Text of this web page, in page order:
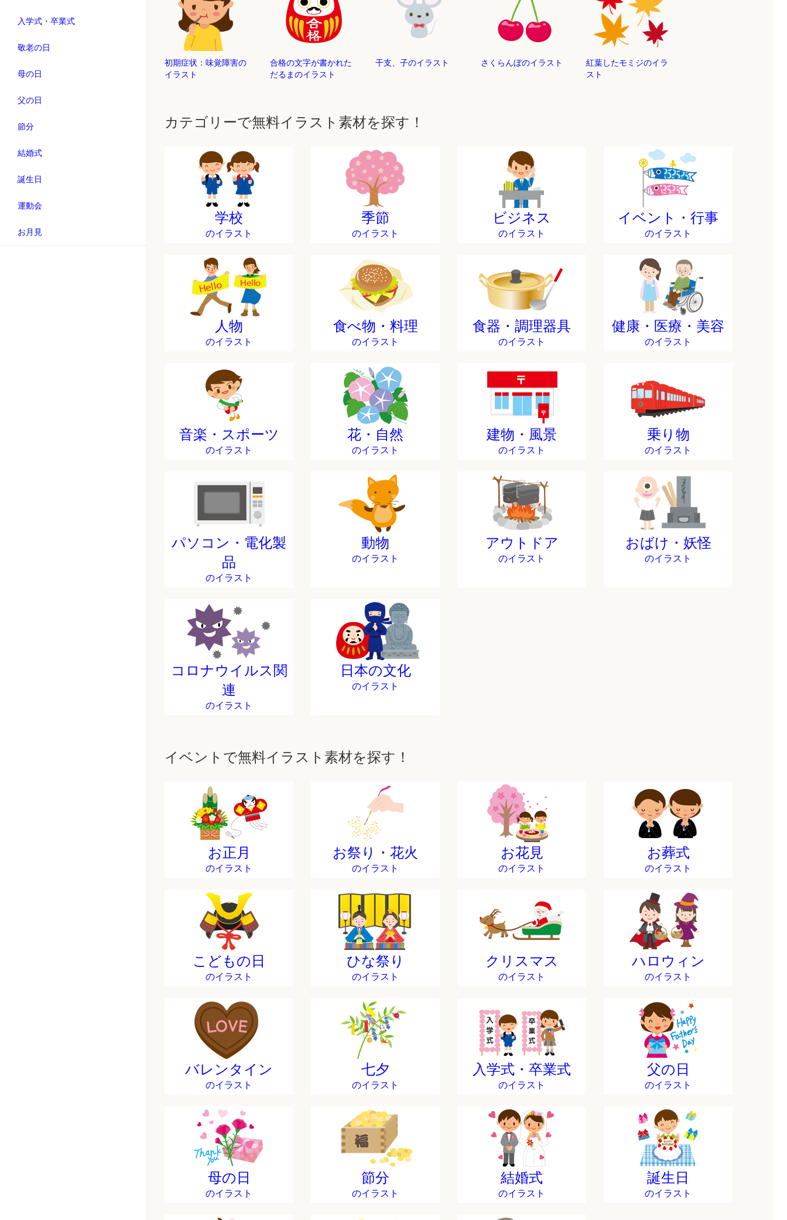
入学式・卒業式
敬老の日
母の日
父の日
節分
結婚式
誕生日
運動会
お月見
初期症状：味覚障害の
イラスト
合格の文字が書かれた
だるまのイラスト
干支、子のイラスト さくらんぼのイラスト
紅葉したモミジのイラ
スト
カテゴリーで無料イラスト素材を探す！
学校
のイラスト
季節
のイラスト
ビジネス
のイラスト
イベント・行事
のイラスト
人物
のイラスト
食べ物・料理
のイラスト
食器・調理器具
のイラスト
健康・医療・美容
のイラスト
音楽・スポーツ
のイラスト
花・自然
のイラスト
建物・風景
のイラスト
乗り物
のイラスト
パソコン・電化製
品
のイラスト
動物
のイラスト
アウトドア
のイラスト
おばけ・妖怪
のイラスト
コロナウイルス関
連
のイラスト
日本の文化
のイラスト
イベントで無料イラスト素材を探す！
お正月
のイラスト
お祭り・花火
のイラスト
お花見
のイラスト
お葬式
のイラスト
こどもの日
のイラスト
ひな祭り
のイラスト
クリスマス
のイラスト
ハロウィン
のイラスト
バレンタイン
のイラスト
七夕
のイラスト
入学式・卒業式
のイラスト
父の日
のイラスト
母の日
のイラスト
節分
のイラスト
結婚式
のイラスト
誕生日
のイラスト